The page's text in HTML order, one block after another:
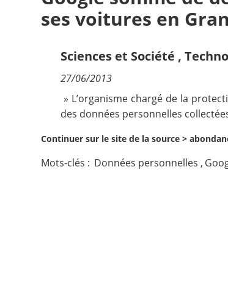
Accueil
Qui sommes nous ?
Nous suivre
ses voitures en
Sciences et Société ,
27/06/2013
» L’organisme chargé de la
des données personnelles
Continuer sur le site de la source >
Mots-clés : Données personnelles ,